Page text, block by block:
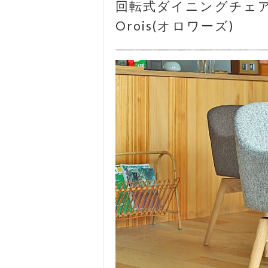
回転式ダイニングチェ
Orois(オロワーズ)